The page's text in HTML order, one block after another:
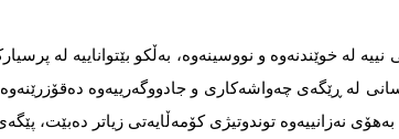
نییە لە خوێندنەوە و نووسینەوە، بەڵکو بێتواناییە لە
لە ڕێگەی چەواشەکاری و جادووگەرییەوە
بەهۆی نەزانییەوە توندوتیژی کۆمەڵایەتی زیاتر دەبێت،